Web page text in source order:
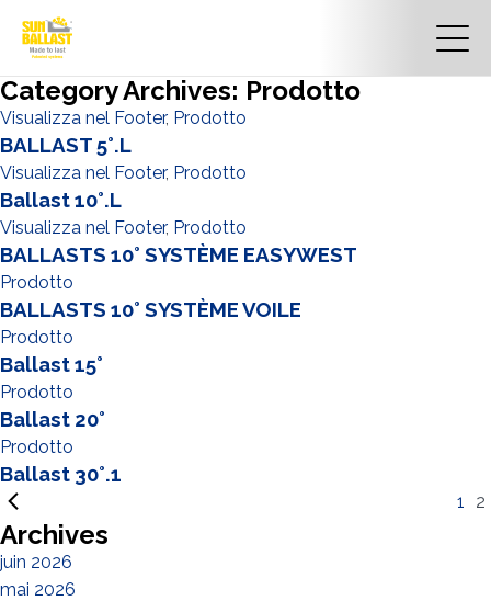
Category Archives: Prodotto
Visualizza nel Footer, Prodotto
BALLAST 5°.L
Visualizza nel Footer, Prodotto
Ballast 10°.L
Visualizza nel Footer, Prodotto
BALLASTS 10° SYSTÈME EASYWEST
Prodotto
BALLASTS 10° SYSTÈME VOILE
Prodotto
Ballast 15°
Prodotto
Ballast 20°
Prodotto
Ballast 30°.1
1 2
Archives
juin 2026
mai 2026